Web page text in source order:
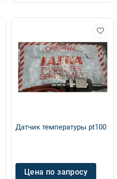
Датчик температуры pt100
Цена по запросу